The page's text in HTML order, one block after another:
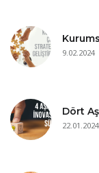
9.02.2024
Dört
22.01.2024